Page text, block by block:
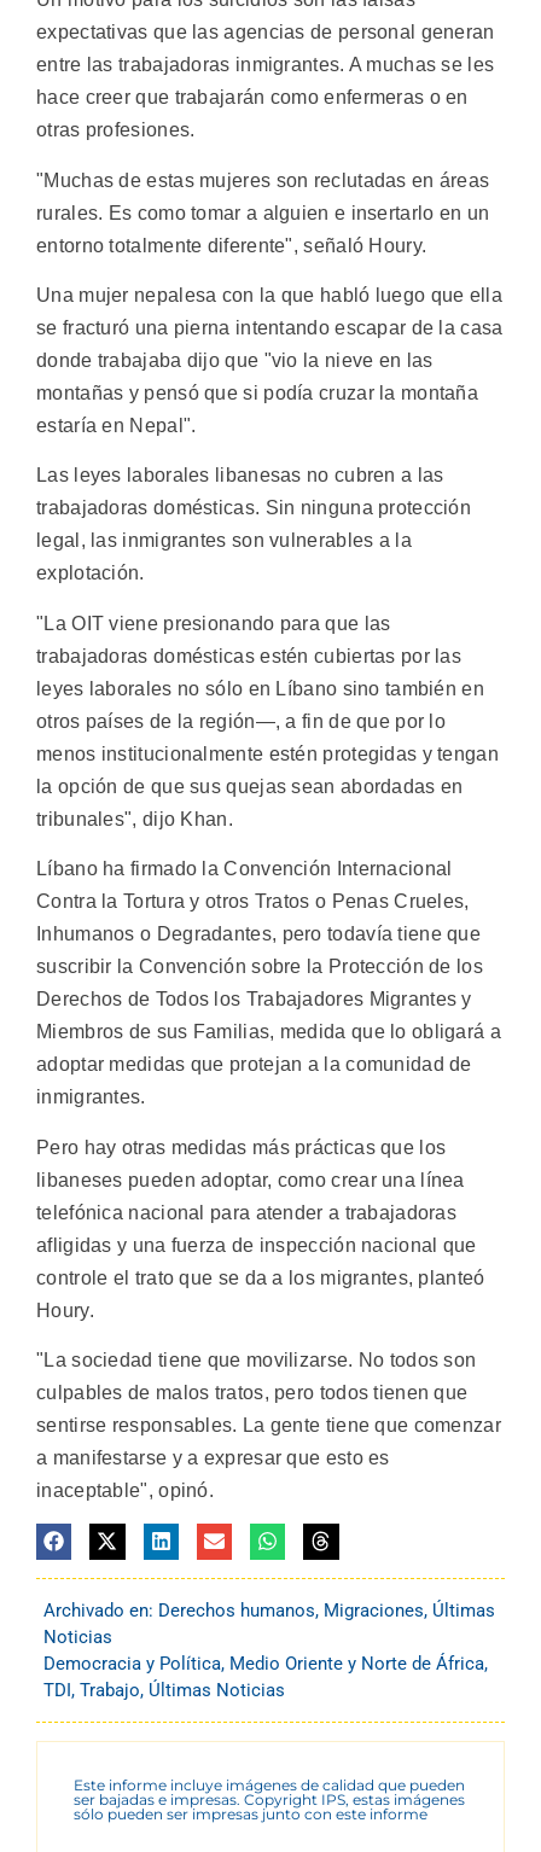
expectativas que las agencias de personal generan
entre las trabajadoras inmigrantes. A muchas se les
hace creer que trabajarán como enfermeras o en
otras profesiones.
"Muchas de estas mujeres son reclutadas en áreas
rurales. Es como tomar a alguien e insertarlo en un
entorno totalmente diferente", señaló Houry.
Una mujer nepalesa con la que habló luego que ella
se fracturó una pierna intentando escapar de la casa
donde trabajaba dijo que "vio la nieve en las
montañas y pensó que si podía cruzar la montaña
estaría en Nepal".
Las leyes laborales libanesas no cubren a las
trabajadoras domésticas. Sin ninguna protección
legal, las inmigrantes son vulnerables a la
explotación.
"La OIT viene presionando para que las
trabajadoras domésticas estén cubiertas por las
leyes laborales no sólo en Líbano sino también en
otros países de la región—, a fin de que por lo
menos institucionalmente estén protegidas y tengan
la opción de que sus quejas sean abordadas en
tribunales", dijo Khan.
Líbano ha firmado la Convención Internacional
Contra la Tortura y otros Tratos o Penas Crueles,
Inhumanos o Degradantes, pero todavía tiene que
suscribir la Convención sobre la Protección de los
Derechos de Todos los Trabajadores Migrantes y
Miembros de sus Familias, medida que lo obligará a
adoptar medidas que protejan a la comunidad de
inmigrantes.
Pero hay otras medidas más prácticas que los
libaneses pueden adoptar, como crear una línea
telefónica nacional para atender a trabajadoras
afligidas y una fuerza de inspección nacional que
controle el trato que se da a los migrantes, planteó
Houry.
"La sociedad tiene que movilizarse. No todos son
culpables de malos tratos, pero todos tienen que
sentirse responsables. La gente tiene que comenzar
a manifestarse y a expresar que esto es
inaceptable", opinó.
Archivado en: Derechos humanos, Migraciones, Últimas
Noticias
Democracia y Política, Medio Oriente y Norte de África,
TDI, Trabajo, Últimas Noticias
Este informe incluye imágenes de calidad que pueden
ser bajadas e impresas. Copyright IPS, estas imágenes
sólo pueden ser impresas junto con este informe